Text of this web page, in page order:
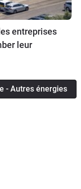
entreprises
leur
- Autres énergies